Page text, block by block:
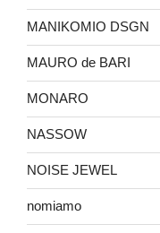
MANIKOMIO DSGN
MAURO de BARI
MONARO
NASSOW
NOISE JEWEL
nomiamo